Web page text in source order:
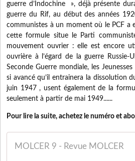
guerre d’Indochine », déjà présente
guerre du Rif, au début des années
communistes à un moment où le PCF a
cette formule situe le Parti
mouvement ouvrier : elle est encore
ouvrière à l’égard de la guerre
Seconde Guerre mondiale, les
si avancé qu’il entrainera la dissolution
juin 1947 , usent également de la
seulement à partir de mai 1949......
Pour lire la suite, achetez le numéro et
MOLCER 9 - Revue MOLCER